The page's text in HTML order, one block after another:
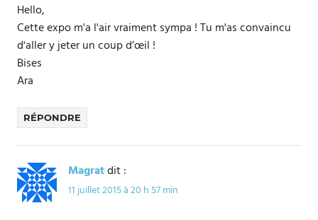
Hello,
Cette expo m'a l'air vraiment sympa ! Tu m'as convaincu
d'aller y jeter un coup d’œil !
Bises
Ara
RÉPONDRE
Magratdit :
11 juillet 2015 à 20 h 57 min